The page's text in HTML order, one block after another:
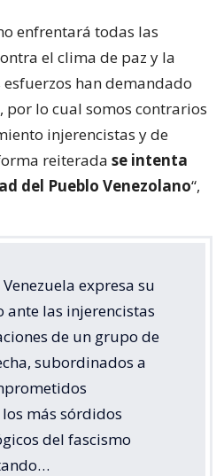
enfrentará todas las
el clima de paz y la
han demandado
por lo cual somos contrarios
injerencistas y de
reiterada se intenta
del Pueblo Venezolano“,
Venezuela expresa su
ante las injerencistas
de un grupo de
subordinados a
más sórdidos
del fascismo